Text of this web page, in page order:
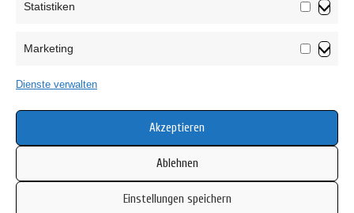
Statistiken
Marketing
Dienste verwalten
Akzeptieren
Ablehnen
Einstellungen speichern
Cookie-Richtlinie (EU)